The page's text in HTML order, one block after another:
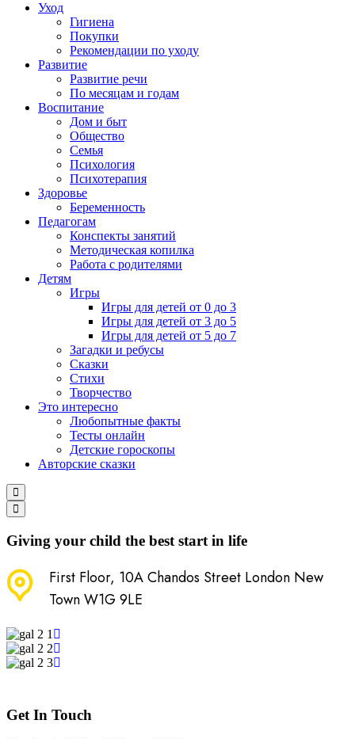
Уход
Гигиена
Покупки
Рекомендации по уходу
Развитие
Развитие речи
По месяцам и годам
Воспитание
Дом и быт
Общество
Семья
Психология
Психотерапия
Здоровье
Беременность
Педагогам
Конспекты занятий
Методическая копилка
Работа с родителями
Детям
Игры
Игры для детей от 0 до 3
Игры для детей от 3 до 5
Игры для детей от 5 до 7
Загадки и ребусы
Сказки
Стихи
Творчество
Это интересно
Любопытные факты
Тесты онлайн
Детские гороскопы
Авторские сказки
Giving your child the best start in life
First Floor, 10A Chandos Street London New
Town W1G 9LE
Get In Touch